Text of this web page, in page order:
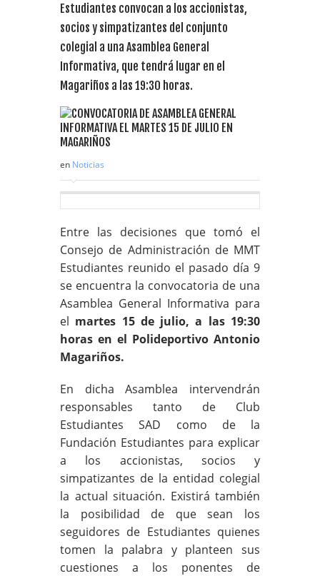
Estudiantes convocan a los accionistas,
socios y simpatizantes del conjunto
colegial a una Asamblea General
Informativa, que tendrá lugar en el
Magariños a las 19:30 horas.
en Noticias
Entre las decisiones que tomó el
Consejo de Administración de MMT
Estudiantes reunido el pasado día 9
se encuentra la convocatoria de una
Asamblea General Informativa para
el martes 15 de julio, a las 19:30
horas en el Polideportivo Antonio
Magariños.
En dicha Asamblea intervendrán
responsables tanto de Club
Estudiantes SAD como de la
Fundación Estudiantes para explicar
a los accionistas, socios y
simpatizantes de la entidad colegial
la actual situación. Existirá también
la posibilidad de que sean los
seguidores de Estudiantes quienes
tomen la palabra y planteen sus
cuestiones a los ponentes de